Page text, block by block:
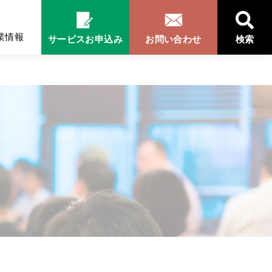
情報 サービスお申込み お問い合わせ 検索